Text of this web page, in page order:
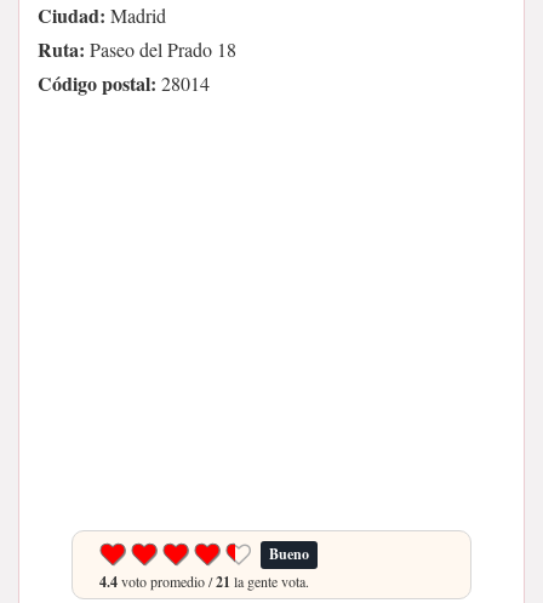
Ciudad: Madrid
Ruta: Paseo del Prado 18
Código postal: 28014
Bueno
4.4voto promedio /21 la gente vota.